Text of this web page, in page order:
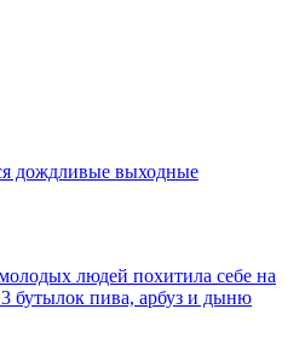
дождливые выходные
людей похитила себе на
бутылок пива, арбуз и дыню